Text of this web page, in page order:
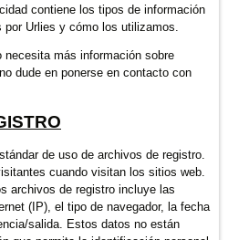
contiene los tipos de información
Urlies y cómo los utilizamos.
más información sobre
dude en ponerse en contacto con
de uso de archivos de registro.
cuando visitan los sitios web.
archivos de registro incluye las
(IP), el tipo de navegador, la fecha
salida. Estos datos no están